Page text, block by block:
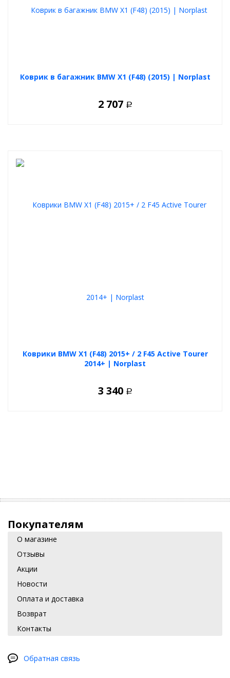
Коврик в багажник BMW X1 (F48) (2015) | Norplast
2 707 Р
Коврики BMW X1 (F48) 2015+ / 2 F45 Active Tourer
2014+ | Norplast
3 340 Р
Покупателям
О магазине
Отзывы
Акции
Новости
Оплата и доставка
Возврат
Контакты
Обратная связь